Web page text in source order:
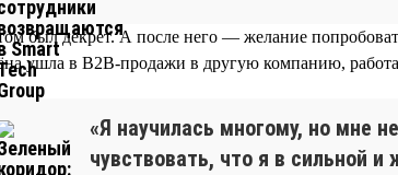
был декрет. А после него — желание
ушла в B2B-продажи в другую компанию,
«Я научилась многому, но мне
чувствовать, что я в сильной и